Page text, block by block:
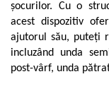
Display-uri Industriale
PC-uri Industriale
Computere Industriale
Tablete Industriale
șocurilor. Cu o
acest dispozitiv
ajutorul său, puteți
incluzând unda
post-vârf, unda